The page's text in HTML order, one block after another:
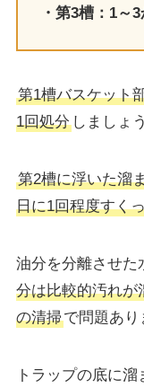
・第3槽：1～
第1槽バスケット
1回処分しましょう
第2槽に浮いた溜
日に1回程度すく
油分を分離させた
分は比較的汚れが
の清掃で問題あり
トラップの底に